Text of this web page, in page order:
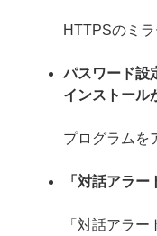
HTTPSのミ
パスワード設
インストール
プログラムを
「対話アラ
「対話アラ